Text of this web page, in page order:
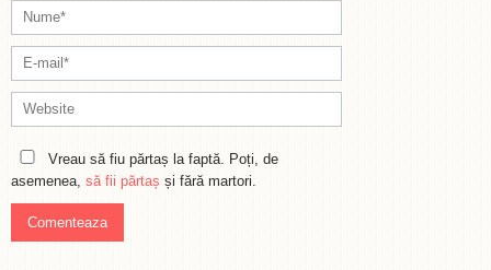
Vreau să fiu părtaș la faptă. Poți, de
asemenea, să fii părtaș și fără martori.